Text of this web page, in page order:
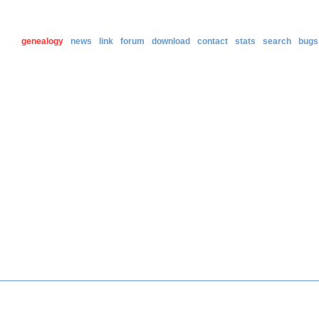
genealogy news link forum download contact stats search bugs